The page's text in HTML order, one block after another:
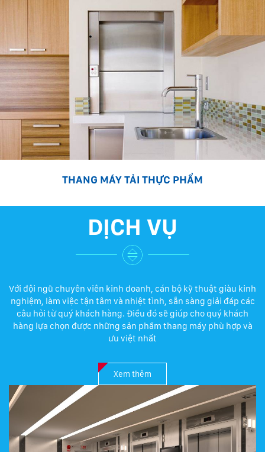
THANG MÁY TẢI THỰC PHẨM
DỊCH VỤ
Với đội ngũ chuyên viên kinh doanh, cán bộ kỹ thuật giàu kinh
nghiệm, làm việc tận tâm và nhiệt tình, sẵn sàng giải đáp các
câu hỏi từ quý khách hàng. Điều đó sẽ giúp cho quý khách
hàng lựa chọn được những sản phẩm thang máy phù hợp và
ưu việt nhất
Xem thêm